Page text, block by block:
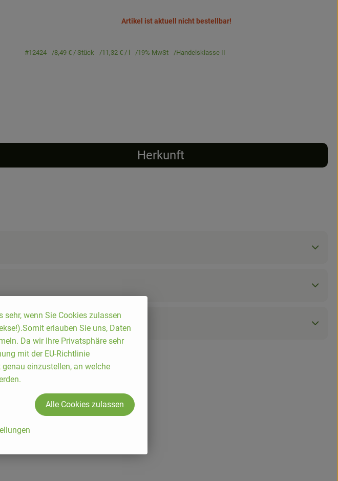
Artikel ist aktuell nicht bestellbar!
#12424 8,49 € / Stück 11,32 € / l 19% MwSt Handelsklasse II
Herkunft
sehr, wenn Sie Cookies zulassen
erlauben Sie uns, Daten
Da wir Ihre Privatsphäre sehr
mit der EU-Richtlinie
einzustellen, an welche
Alle Cookies zulassen